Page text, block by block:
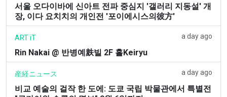
서울 오다이바에 신아트 전파 중심지 '갤러리 지동설' 개
장, 이다 요치치의 개인전 '포이에시스의彼方'
ART iT a day ago
Rin Nakai @ 반병예麸빌 2F 홀Keiryu
産経ニュース a day ago
비교 예술의 걸작 한 도에: 도쿄 국립 박물관에서 특별전